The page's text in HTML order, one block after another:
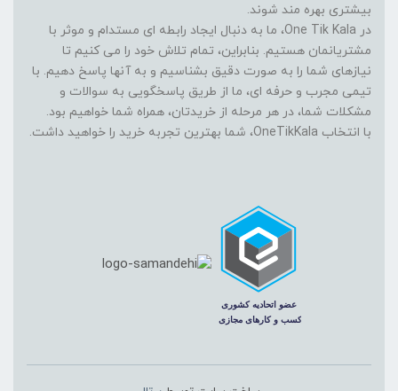
بیشتری بهره مند شوند.
در One Tik Kala، ما به دنبال ایجاد رابطه ای مستدام و موثر با
مشتریانمان هستیم. بنابراین، تمام تلاش خود را می کنیم تا
نیازهای شما را به صورت دقیق بشناسیم و به آنها پاسخ دهیم. با
تیمی مجرب و حرفه ای، ما از طریق پاسخگویی به سوالات و
مشکلات شما، در هر مرحله از خریدتان، همراه شما خواهیم بود.
با انتخاب OneTikKala، شما بهترین تجربه خرید را خواهید داشت.